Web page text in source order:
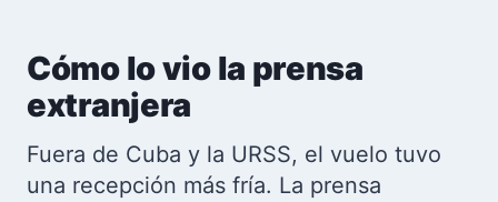
Cómo lo vio la prensa
extranjera
Fuera de Cuba y la URSS, el vuelo tuvo
una recepción más fría. La prensa